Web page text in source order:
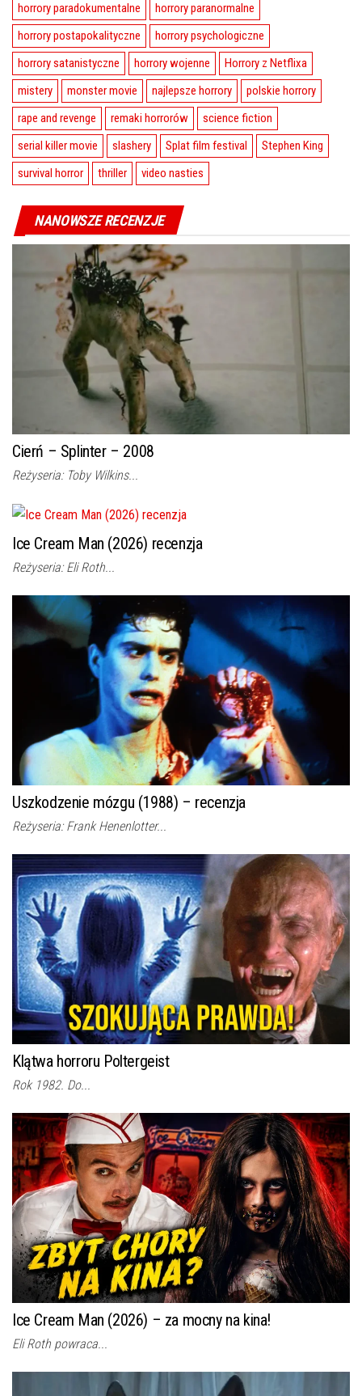
horrory paradokumentalne
horrory paranormalne
horrory postapokalityczne
horrory psychologiczne
horrory satanistyczne
horrory wojenne
Horrory z Netflixa
mistery
monster movie najlepsze horrory
polskie horrory
rape and revenge
remaki horrorów
science fiction
serial killer movie
slashery Splat film festival
Stephen King
survival horror
thriller video nasties
NANOWSZE RECENZJE
Cierń – Splinter – 2008
Reżyseria: Toby Wilkins...
Ice Cream Man (2026) recenzja
Reżyseria: Eli Roth...
Uszkodzenie mózgu (1988) – recenzja
Reżyseria: Frank Henenlotter...
Klątwa horroru Poltergeist
Rok 1982. Do...
Ice Cream Man (2026) – za mocny na kina!
Eli Roth powraca...